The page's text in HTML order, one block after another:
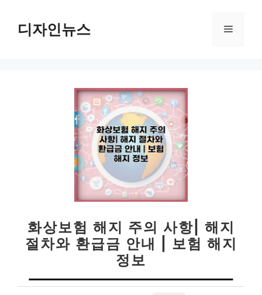
디자인뉴스 메
화상보험 해지 주의 사항| 해지
절차와 환급금 안내 | 보험 해지
정보